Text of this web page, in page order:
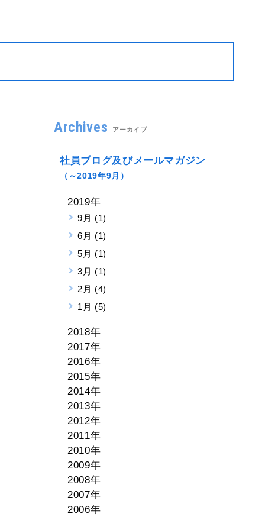
Archives アーカイブ
社員ブログ及びメールマガジン
（～2019年9月）
2019年
9月 (1)
6月 (1)
5月 (1)
3月 (1)
2月 (4)
1月 (5)
2018年
2017年
2016年
2015年
2014年
2013年
2012年
2011年
2010年
2009年
2008年
2007年
2006年